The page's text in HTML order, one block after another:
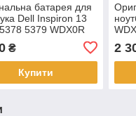
батарея для
Dell Inspiron 13
5379 WDX0R
₴
Купити
2